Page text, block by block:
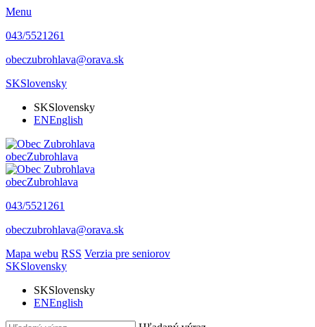
Menu
043/5521261
obeczubrohlava@orava.sk
SKSlovensky
SKSlovensky
ENEnglish
obecZubrohlava
obecZubrohlava
043/5521261
obeczubrohlava@orava.sk
Mapa webu RSS Verzia pre seniorov
SKSlovensky
SKSlovensky
ENEnglish